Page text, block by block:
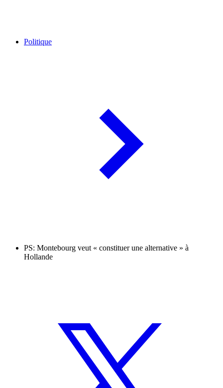
Politique
PS: Montebourg veut « constituer une alternative » à
Hollande